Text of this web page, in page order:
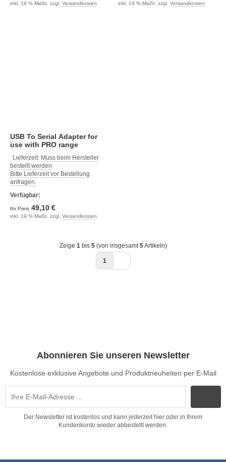
inkl. 19 % MwSt. zzgl. Versandkosten inkl. 19 % MwSt. zzgl. Versandkosten
USB To Serial Adapter for
use with PRO range
Lieferzeit: Muss beim Hersteller
bestellt werden
Bitte Lieferzeit vor Bestellung
anfragen.
Verfügbar:
Ihr Preis 49,10 €
inkl. 19 % MwSt. zzgl. Versandkosten
Zeige 1bis 5(von insgesamt5Artikeln)
1
Abonnieren Sie unseren Newsletter
Kostenlose exklusive Angebote und Produktneuheiten per E-Mail
Der Newsletter ist kostenlos und kann jederzeit hier oder in Ihrem
Kundenkonto wieder abbestellt werden.